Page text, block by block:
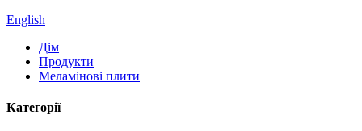
English
Дім
Продукти
Меламінові плити
Категорії